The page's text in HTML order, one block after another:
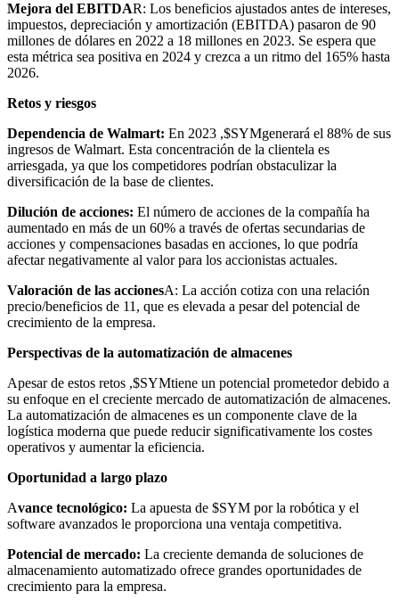
Mejora del EBITDAR: Los beneficios ajustados antes de intereses,
impuestos, depreciación y amortización (EBITDA) pasaron de 90
millones de dólares en 2022 a 18 millones en 2023. Se espera que
esta métrica sea positiva en 2024 y crezca a un ritmo del 165% hasta
2026.
Retos y riesgos
Dependencia de Walmart: En 2023 ,$SYMgenerará el 88% de sus
ingresos de Walmart. Esta concentración de la clientela es
arriesgada, ya que los competidores podrían obstaculizar la
diversificación de la base de clientes.
Dilución de acciones: El número de acciones de la compañía ha
aumentado en más de un 60% a través de ofertas secundarias de
acciones y compensaciones basadas en acciones, lo que podría
afectar negativamente al valor para los accionistas actuales.
Valoración de las accionesA: La acción cotiza con una relación
precio/beneficios de 11, que es elevada a pesar del potencial de
crecimiento de la empresa.
Perspectivas de la automatización de almacenes
Apesar de estos retos ,$SYMtiene un potencial prometedor debido a
su enfoque en el creciente mercado de automatización de almacenes.
La automatización de almacenes es un componente clave de la
logística moderna que puede reducir significativamente los costes
operativos y aumentar la eficiencia.
Oportunidad a largo plazo
Avance tecnológico: La apuesta de $SYM por la robótica y el
software avanzados le proporciona una ventaja competitiva.
Potencial de mercado: La creciente demanda de soluciones de
almacenamiento automatizado ofrece grandes oportunidades de
crecimiento para la empresa.